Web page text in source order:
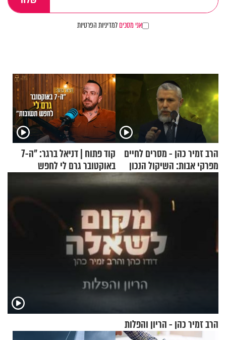
אני מסכיםלמדיניות הפרטיות
הרב זמיר כהן - מסרים לחיים
מפרקי אבות: השיקול הנכון
קוד פתוח | דניאל ברגר: "ה-7
באוקטובר גרם לי לחפש
תשובות"
הרב זמיר כהן - הריון והפלות